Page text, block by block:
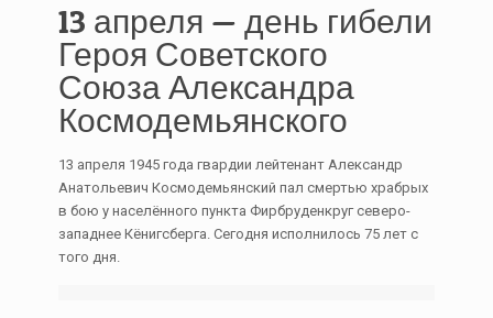
13 апреля — день гибели
Героя Советского
Союза Александра
Космодемьянского
13 апреля 1945 года гвардии лейтенант Александр
Анатольевич Космодемьянский пал смертью храбрых
в бою у населённого пункта Фирбруденкруг северо-
западнее Кёнигсберга. Сегодня исполнилось 75 лет с
того дня.